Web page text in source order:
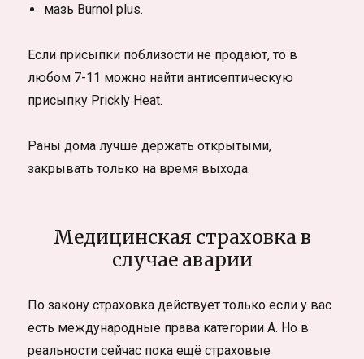
мазь Burnol plus.
Если присыпки поблизости не продают, то в
любом 7-11 можно найти антисептическую
присыпку Prickly Heat.
Раны дома лучше держать открытыми,
закрывать только на время выхода.
Медицинская страховка в
случае аварии
По закону страховка действует только если у вас
есть международные права категории А. Но в
реальности сейчас пока ещё страховые